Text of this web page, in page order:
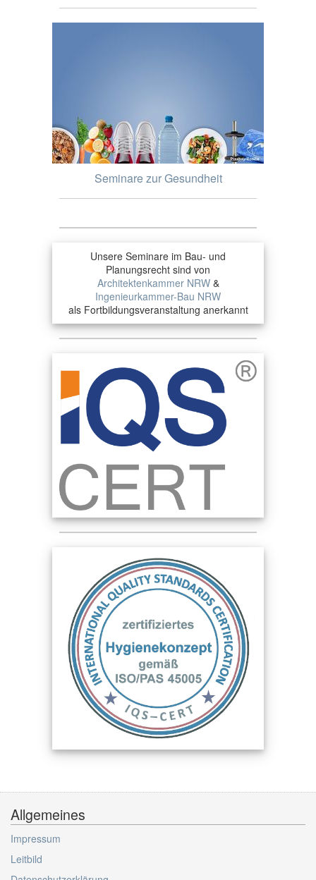
Seminare zur Gesundheit
Unsere Seminare im Bau- und
Planungsrecht sind von
Architektenkammer NRW&
Ingenieurkammer-Bau NRW
als Fortbildungsveranstaltung anerkannt
Allgemeines
Impressum
Leitbild